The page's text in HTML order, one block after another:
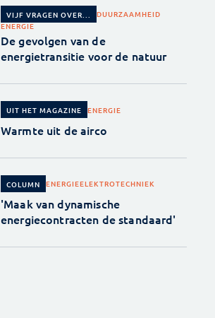
VIJF VRAGEN OVER...
DUURZAAMHEID
ENERGIE
De gevolgen van de
energietransitie voor de natuur
UIT HET MAGAZINE ENERGIE
Warmte uit de airco
COLUMN ENERGIEELEKTROTECHNIEK
'Maak van dynamische
energiecontracten de standaard'